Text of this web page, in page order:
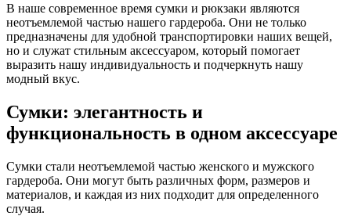
В наше современное время сумки и рюкзаки являются
неотъемлемой частью нашего гардероба. Они не только
предназначены для удобной транспортировки наших вещей,
но и служат стильным аксессуаром, который помогает
выразить нашу индивидуальность и подчеркнуть нашу
модный вкус.
Сумки: элегантность и
функциональность в одном аксессуаре
Сумки стали неотъемлемой частью женского и мужского
гардероба. Они могут быть различных форм, размеров и
материалов, и каждая из них подходит для определенного
случая.